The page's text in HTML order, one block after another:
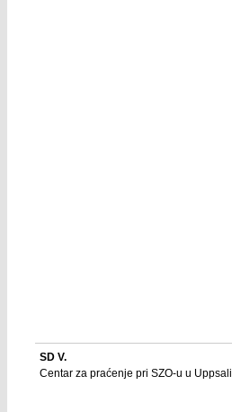
SD V.
Centar za praćenje pri SZO-u u Uppsali